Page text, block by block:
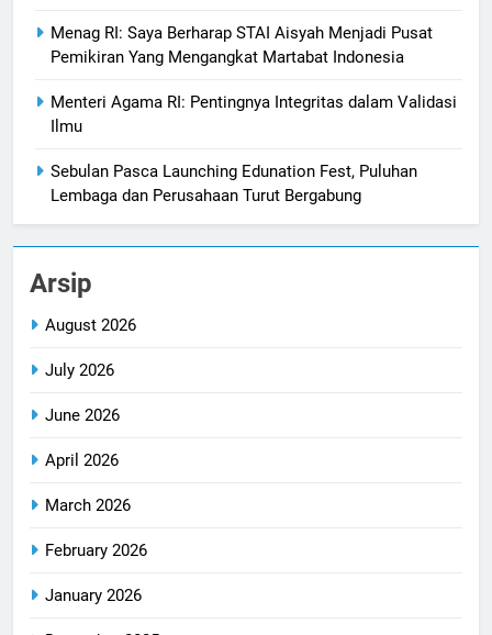
Menag RI: Saya Berharap STAI Aisyah Menjadi Pusat
Pemikiran Yang Mengangkat Martabat Indonesia
Menteri Agama RI: Pentingnya Integritas dalam Validasi
Ilmu
Sebulan Pasca Launching Edunation Fest, Puluhan
Lembaga dan Perusahaan Turut Bergabung
Arsip
August 2026
July 2026
June 2026
April 2026
March 2026
February 2026
January 2026